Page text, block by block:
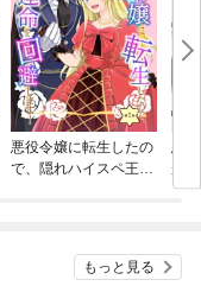
悪役令嬢に転生したの
で、隠れハイスペ王子
悪
が
た
息
う
もっと見る